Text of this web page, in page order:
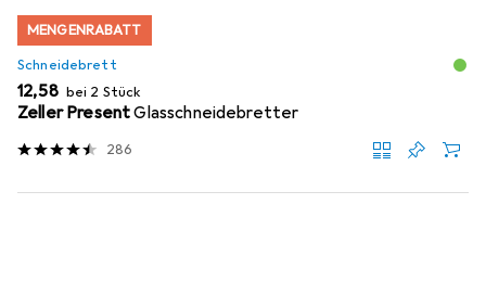
MENGENRABATT
Schneidebrett
EUR
12,58 bei 2 Stück
Zeller PresentGlasschneidebretter
286